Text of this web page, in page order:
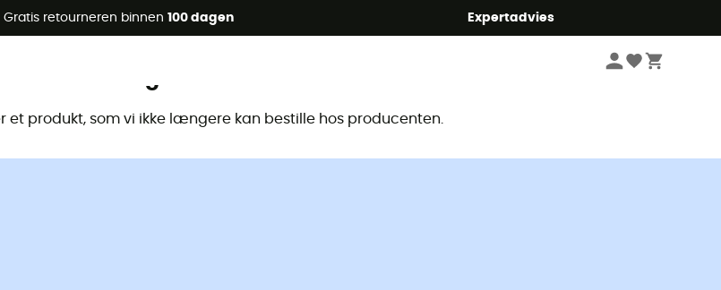
Gratis retourneren binnen 100 dagen Expertadvies
🔥 -5% EXTRA vanaf 2 producten* met code Summer5
et produkt, som vi ikke længere kan bestille hos producenten.